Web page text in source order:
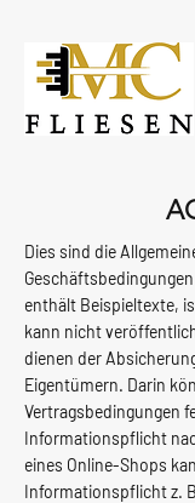
Dies sind die
Geschäftsbedingungen
enthält Beispieltexte,
kann nicht
dienen der
Eigentümern. Darin
Vertragsbedingungen
Informationspflicht
eines Online-Shops
Informationspflicht z.